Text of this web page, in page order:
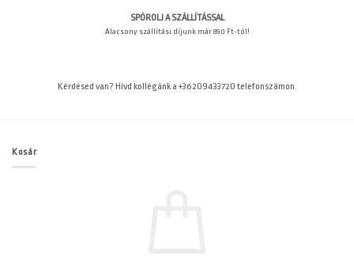
SPÓROLJ A SZÁLLÍTÁSSAL
Alacsony szállítási díjunk már 890 Ft-tól!
Kérdésed van? Hívd kollégánk a +36209433720 telefonszámon.
Kosár